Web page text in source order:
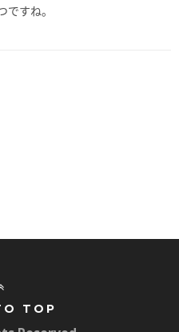
すね。
TOP